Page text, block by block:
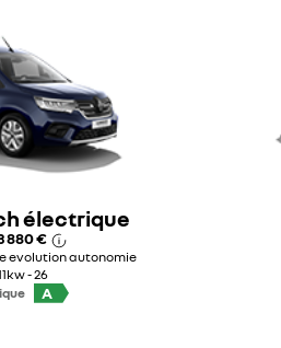
électrique
880 €
evolution autonomie
- 26
A